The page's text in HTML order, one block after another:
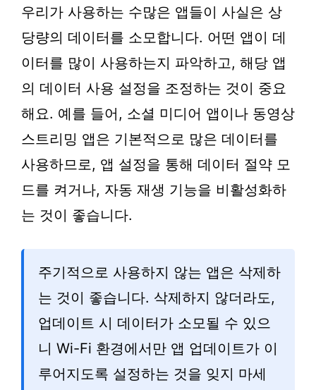
우리가 사용하는 수많은 앱들이 사실은 상
당량의 데이터를 소모합니다. 어떤 앱이 데
이터를 많이 사용하는지 파악하고, 해당 앱
의 데이터 사용 설정을 조정하는 것이 중요
해요. 예를 들어, 소셜 미디어 앱이나 동영상
스트리밍 앱은 기본적으로 많은 데이터를
사용하므로, 앱 설정을 통해 데이터 절약 모
드를 켜거나, 자동 재생 기능을 비활성화하
는 것이 좋습니다.
주기적으로 사용하지 않는 앱은 삭제하
는 것이 좋습니다. 삭제하지 않더라도,
업데이트 시 데이터가 소모될 수 있으
니 Wi-Fi 환경에서만 앱 업데이트가 이
루어지도록 설정하는 것을 잊지 마세